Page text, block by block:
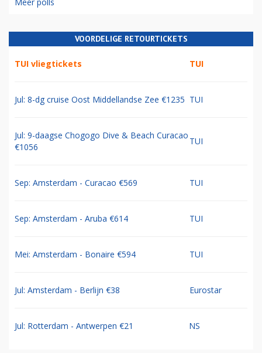
Meer polls
VOORDELIGE RETOURTICKETS
TUI vliegtickets TUI
Jul: 8-dg cruise Oost Middellandse Zee €1235 TUI
Jul: 9-daagse Chogogo Dive & Beach Curacao
€1056
TUI
Sep: Amsterdam - Curacao €569 TUI
Sep: Amsterdam - Aruba €614 TUI
Mei: Amsterdam - Bonaire €594 TUI
Jul: Amsterdam - Berlijn €38 Eurostar
Jul: Rotterdam - Antwerpen €21 NS